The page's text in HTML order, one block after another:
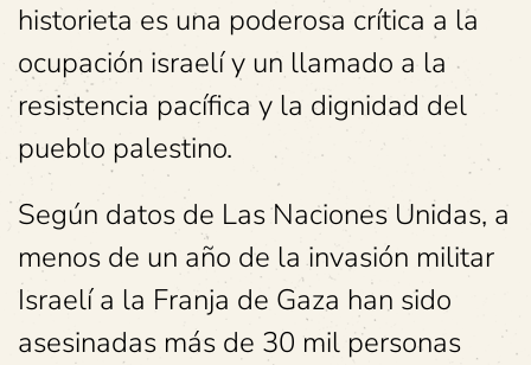
historieta es una poderosa crítica a la
ocupación israelí y un llamado a la
resistencia pacífica y la dignidad del
pueblo palestino.
Según datos de Las Naciones Unidas, a
menos de un año de la invasión militar
Israelí a la Franja de Gaza han sido
asesinadas más de 30 mil personas